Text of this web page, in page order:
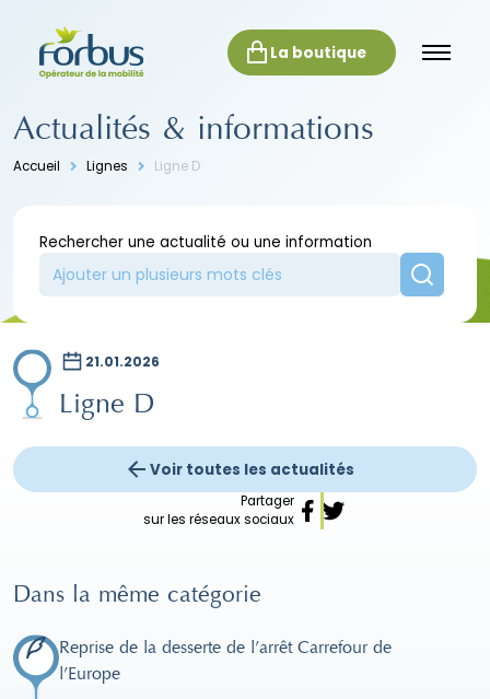
La boutique
Actualités & informations
Accueil Lignes Ligne D
Rechercher une actualité ou une information
21.01.2026
Ligne D
Voir toutes les actualités
Partager
sur les réseaux sociaux
Dans la même catégorie
Reprise de la desserte de l’arrêt Carrefour de
l’Europe